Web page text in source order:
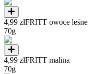
4,99 złFRITT owoce leśne
70g
4,99 złFRITT malina
70g